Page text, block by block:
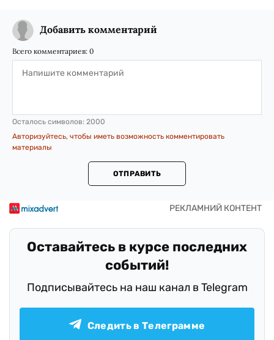
Добавить комментарий
Всего комментариев: 0
Осталось символов: 2000
Авторизуйтесь, чтобы иметь возможность комментировать
материалы
ОТПРАВИТЬ
Оставайтесь в курсе последних
событий!
Подписывайтесь на наш канал в Telegram
Следить в Телеграмме